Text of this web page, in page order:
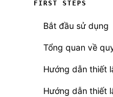
FIRST STEPS
Bắt đầu sử dụng
Tổng quan về
Hướng dẫn thiết
Hướng dẫn thiết